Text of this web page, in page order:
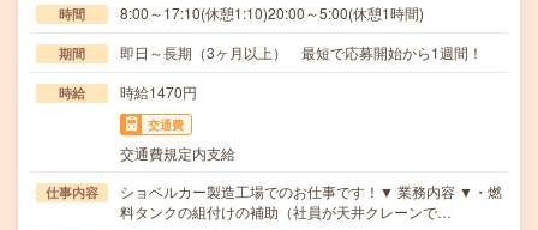
時間 8:00～17:10(休憩1:10)20:00～5:00(休憩1時間)
期間 即日～長期（3ヶ月以上） 最短で応募開始から1週間！
時給 時給1470円
交通費
交通費規定内支給
仕事内容
ショベルカー製造工場でのお仕事です！▼ 業務内容 ▼・燃
料タンクの組付けの補助（社員が天井クレーンで…